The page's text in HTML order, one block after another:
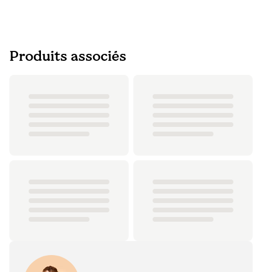
Produits associés